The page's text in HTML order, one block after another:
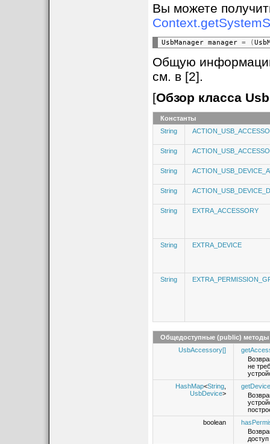
Вы можете
UsbManager manager = (
Общую
см. в [2].
[Обзор класса
Константы
String
String
String
String
String EXTRA_ACCESSORY
String EXTRA_DEVICE
String
Общедоступные (public) методы
UsbAccessory[]
не
HashMap<String
UsbDevice>
boolean